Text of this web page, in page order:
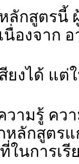
ลักสูตรนี้
องจาก
งได้ แต่
ามรู้ ควา
หลักสูตร
ในการเ